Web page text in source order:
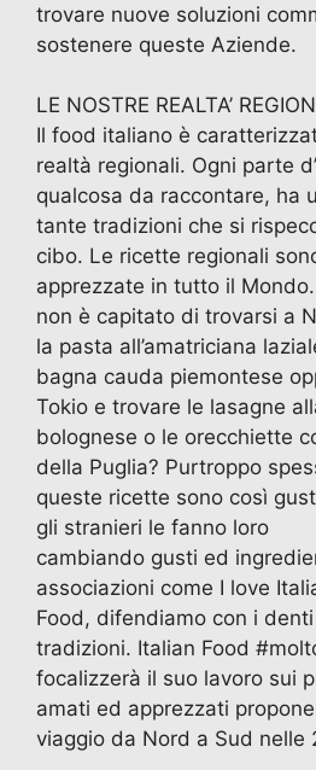
trovare nuove soluzioni
sostenere queste Aziende.
LE NOSTRE REALTA’
Il food italiano è
realtà regionali. Ogni parte
qualcosa da raccontare, ha
tante tradizioni che si
cibo. Le ricette regionali
apprezzate in tutto il
non è capitato di trovarsi a
la pasta all’amatriciana
bagna cauda piemontese
Tokio e trovare le lasagne
bolognese o le orecchiette
della Puglia? Purtroppo
queste ricette sono così
gli stranieri le fanno loro
cambiando gusti ed
associazioni come I love
Food, difendiamo con i
tradizioni. Italian Food
focalizzerà il suo lavoro sui
amati ed apprezzati
viaggio da Nord a Sud nelle